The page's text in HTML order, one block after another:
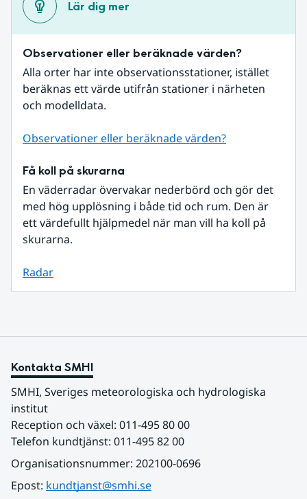
Lär dig mer
Observationer eller beräknade värden?
Alla orter har inte observationsstationer, istället
beräknas ett värde utifrån stationer i närheten
och modelldata.
Observationer eller beräknade värden?
Få koll på skurarna
En väderradar övervakar nederbörd och gör det
med hög upplösning i både tid och rum. Den är
ett värdefullt hjälpmedel när man vill ha koll på
skurarna.
Radar
Kontakta SMHI
SMHI, Sveriges meteorologiska och hydrologiska
institut
Reception och växel: 011-495 80 00
Telefon kundtjänst: 011-495 82 00
Organisationsnummer: 202100-0696
Epost: kundtjanst@smhi.se